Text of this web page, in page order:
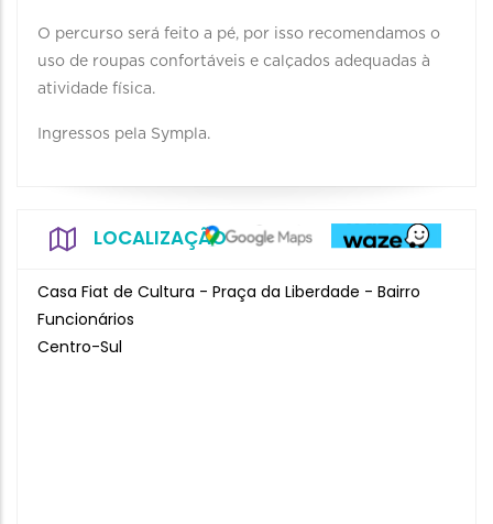
O percurso será feito a pé, por isso recomendamos o
uso de roupas confortáveis e calçados adequadas à
atividade física.
Ingressos pela Sympla.
LOCALIZAÇÃO
Casa Fiat de Cultura - Praça da Liberdade - Bairro
Funcionários
Centro-Sul